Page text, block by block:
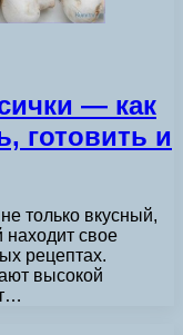
— как
готовить и
только вкусный,
находит свое
рецептах.
высокой